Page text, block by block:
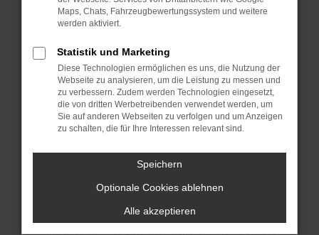
Stelle sicher, dass dein Browser und dein
Betriebssystem auf dem neuesten Stand sind.
Sicherheitsrisiko, sondern kann auch dazu führen,
dass bestimmte Funktionen nicht mehr
unterstützt werden.
Wende dich an den Webseitenbetreiber.
Wenn du alle oben genannten Schritte versucht
hast, kontaktiere uns bitte. Wir werden versuchen,
das Problem zu beheben. Du kannst uns diesen
Text schicken, um uns bei der Fehlersuche zu
unterstützen:
ewogICJuYW1lIjogIk5ldHdvcmtFcnJvciIsCiAgI
mNvbmZpZyI6IHsKICAgICJtZXRob2QiOiAiR0VUIi
Maps, Chats, Fahrzeugbewertungssystem und weitere
werden aktiviert.
Statistik und Marketing
Diese Technologien ermöglichen es uns, die Nutzung der
Webseite zu analysieren, um die Leistung zu messen und
zu verbessern. Zudem werden Technologien eingesetzt,
die von dritten Werbetreibenden verwendet werden, um
Sie auf anderen Webseiten zu verfolgen und um Anzeigen
zu schalten, die für Ihre Interessen relevant sind.
Speichern
Optionale Cookies ablehnen
Alle akzeptieren